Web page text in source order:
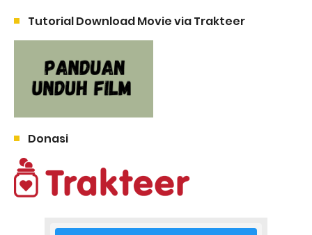
Tutorial Download Movie via Trakteer
Donasi